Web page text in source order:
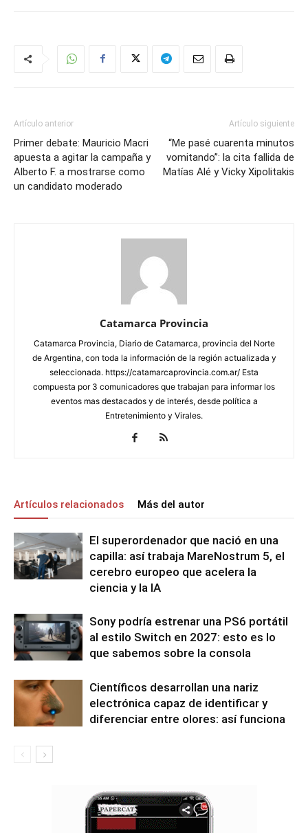
Artículo anterior
Primer debate: Mauricio Macri
apuesta a agitar la campaña y
Alberto F. a mostrarse como
un candidato moderado
Artículo siguiente
“Me pasé cuarenta minutos
vomitando”: la cita fallida de
Matías Alé y Vicky Xipolitakis
Catamarca Provincia
Catamarca Provincia, Diario de Catamarca, provincia del Norte
de Argentina, con toda la información de la región actualizada y
seleccionada. https://catamarcaprovincia.com.ar/ Esta
compuesta por 3 comunicadores que trabajan para informar los
eventos mas destacados y de interés, desde política a
Entretenimiento y Virales.
Artículos relacionados Más del autor
El superordenador que nació en una
capilla: así trabaja MareNostrum 5, el
cerebro europeo que acelera la
ciencia y la IA
Sony podría estrenar una PS6 portátil
al estilo Switch en 2027: esto es lo
que sabemos sobre la consola
Científicos desarrollan una nariz
electrónica capaz de identificar y
diferenciar entre olores: así funciona